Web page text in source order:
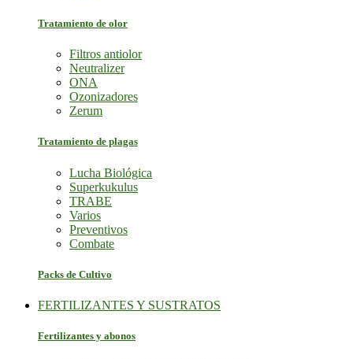
Tratamiento de olor
Filtros antiolor
Neutralizer
ONA
Ozonizadores
Zerum
Tratamiento de plagas
Lucha Biológica
Superkukulus
TRABE
Varios
Preventivos
Combate
Packs de Cultivo
FERTILIZANTES Y SUSTRATOS
Fertilizantes y abonos